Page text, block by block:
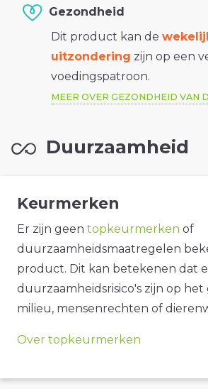
Gezondheid
Dit product kan de
uitzondering zijn op een
voedingspatroon.
MEER OVER GEZONDHEID VAN
Duurzaamheid
Keurmerken
Er zijn geen topkeurmerken of
duurzaamheidsmaatregelen
product. Dit kan betekenen dat
duurzaamheidsrisico's zijn op het
milieu, mensenrechten of
Over topkeurmerken